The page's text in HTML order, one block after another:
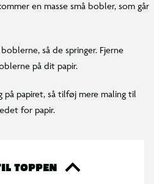
en masse små bobler, som går
så de springer. Fjerne
på dit papir.
på papiret, så tilføj mere maling til
for papir.
TOPPEN